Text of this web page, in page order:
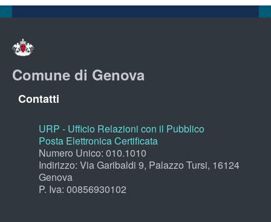
Comune di Genova
Contatti
URP - Ufficio Relazioni con il Pubblico
Posta Elettronica Certificata
Numero Unico: 010.1010
Indirizzo: Via Garibaldi 9, Palazzo Tursi, 16124
Genova
P. Iva: 00856930102